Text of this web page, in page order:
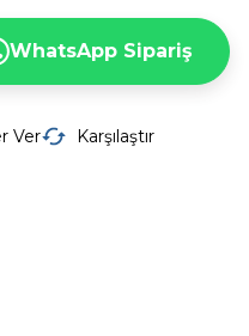
WhatsApp Sipariş
Ver Karşılaştır